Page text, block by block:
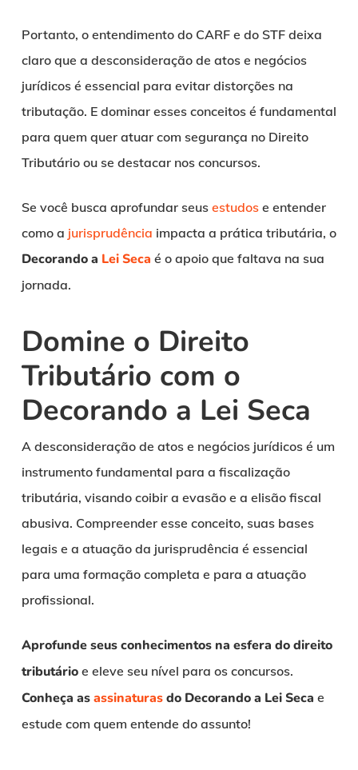
Portanto, o entendimento do CARF e do STF deixa
claro que a desconsideração de atos e negócios
jurídicos é essencial para evitar distorções na
tributação. E dominar esses conceitos é fundamental
para quem quer atuar com segurança no Direito
Tributário ou se destacar nos concursos.
Se você busca aprofundar seus estudose entender
como a jurisprudência impacta a prática tributária, o
Decorando a Lei Seca é o apoio que faltava na sua
jornada.
Domine o Direito
Tributário com o
Decorando a Lei Seca
A desconsideração de atos e negócios jurídicos é um
instrumento fundamental para a fiscalização
tributária, visando coibir a evasão e a elisão fiscal
abusiva. Compreender esse conceito, suas bases
legais e a atuação da jurisprudência é essencial
para uma formação completa e para a atuação
profissional.
Aprofunde seus conhecimentos na esfera do direito
tributárioe eleve seu nível para os concursos.
Conheça asassinaturasdo Decorando a Lei Seca e
estude com quem entende do assunto!